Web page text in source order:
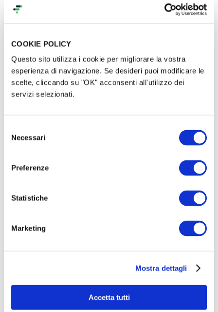
COOKIE POLICY
Questo sito utilizza i cookie per migliorare la vostra
esperienza di navigazione. Se desideri puoi modificare le
scelte, cliccando su "OK" acconsenti all'utilizzo dei
servizi selezionati.
delNecessari
Preferenze
Statistiche
Marketing
Mostra dettagli
Accetta tutti
battaglia continua.
Continue battute d’arresto nelle
Commissioni per il
Riconoscimento dello Status di
che dei cittadini residenti e dei
momento di trovarsi clandestini.